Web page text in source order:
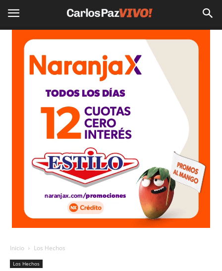
Inicio Los Hechos
Los Hechos